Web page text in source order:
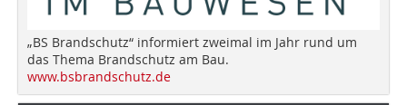
„BS Brandschutz“ informiert zweimal im Jahr rund um
das Thema Brandschutz am Bau.
www.bsbrandschutz.de